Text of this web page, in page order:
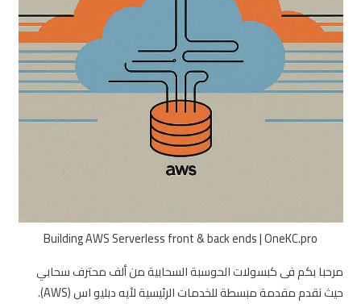
Building AWS Serverless front & back ends | OneKC.pro
مرحبا بكم فى كبسولات الحوسبة السحابية من ألف محترف سحابي
حيث نقدم مقدمة مبسطة للخدمات الرئيسية لأيه دبليو اس (AWS).